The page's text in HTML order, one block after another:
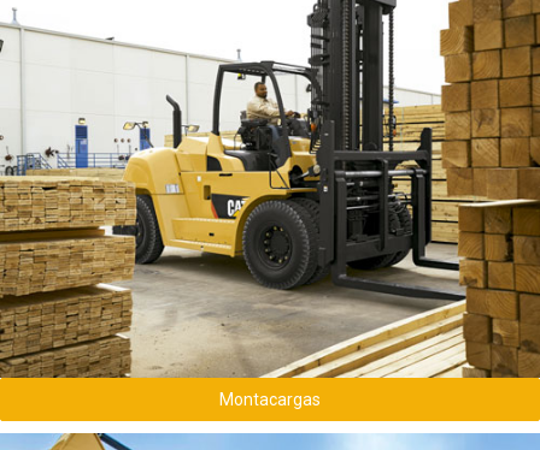
Conoce todos los montacargas usados
disponibles
Montacargas